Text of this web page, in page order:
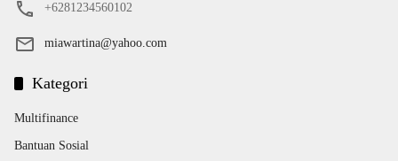
+6281234560102
miawartina@yahoo.com
Kategori
Multifinance
Bantuan Sosial